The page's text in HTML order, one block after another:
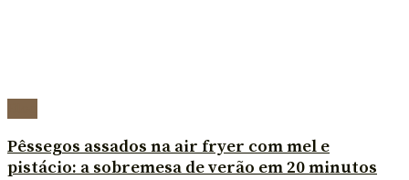
Pêssegos assados na air fryer com mel e
pistácio: a sobremesa de verão em 20 minutos